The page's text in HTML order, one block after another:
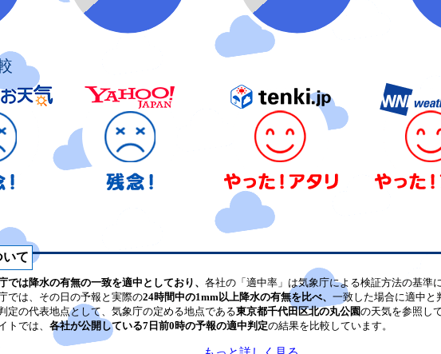
いて
では降水の有無の一致を適中としており、 各社の「適中率」は気象庁による検証方法の基準
では、その日の予報と実際の24時間中の1mm以上降水の有無を比べ、 一致した場合に適中と
定の代表地点として、気象庁の定める地点である東京都千代田区北の丸公園の天気を参照し
トでは、 各社が公開している7日前0時の予報の適中判定の結果を比較しています。